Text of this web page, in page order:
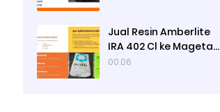
Jual Resin Amberlite
IRA 402 Cl ke Magetan
- Ady Water
00.06